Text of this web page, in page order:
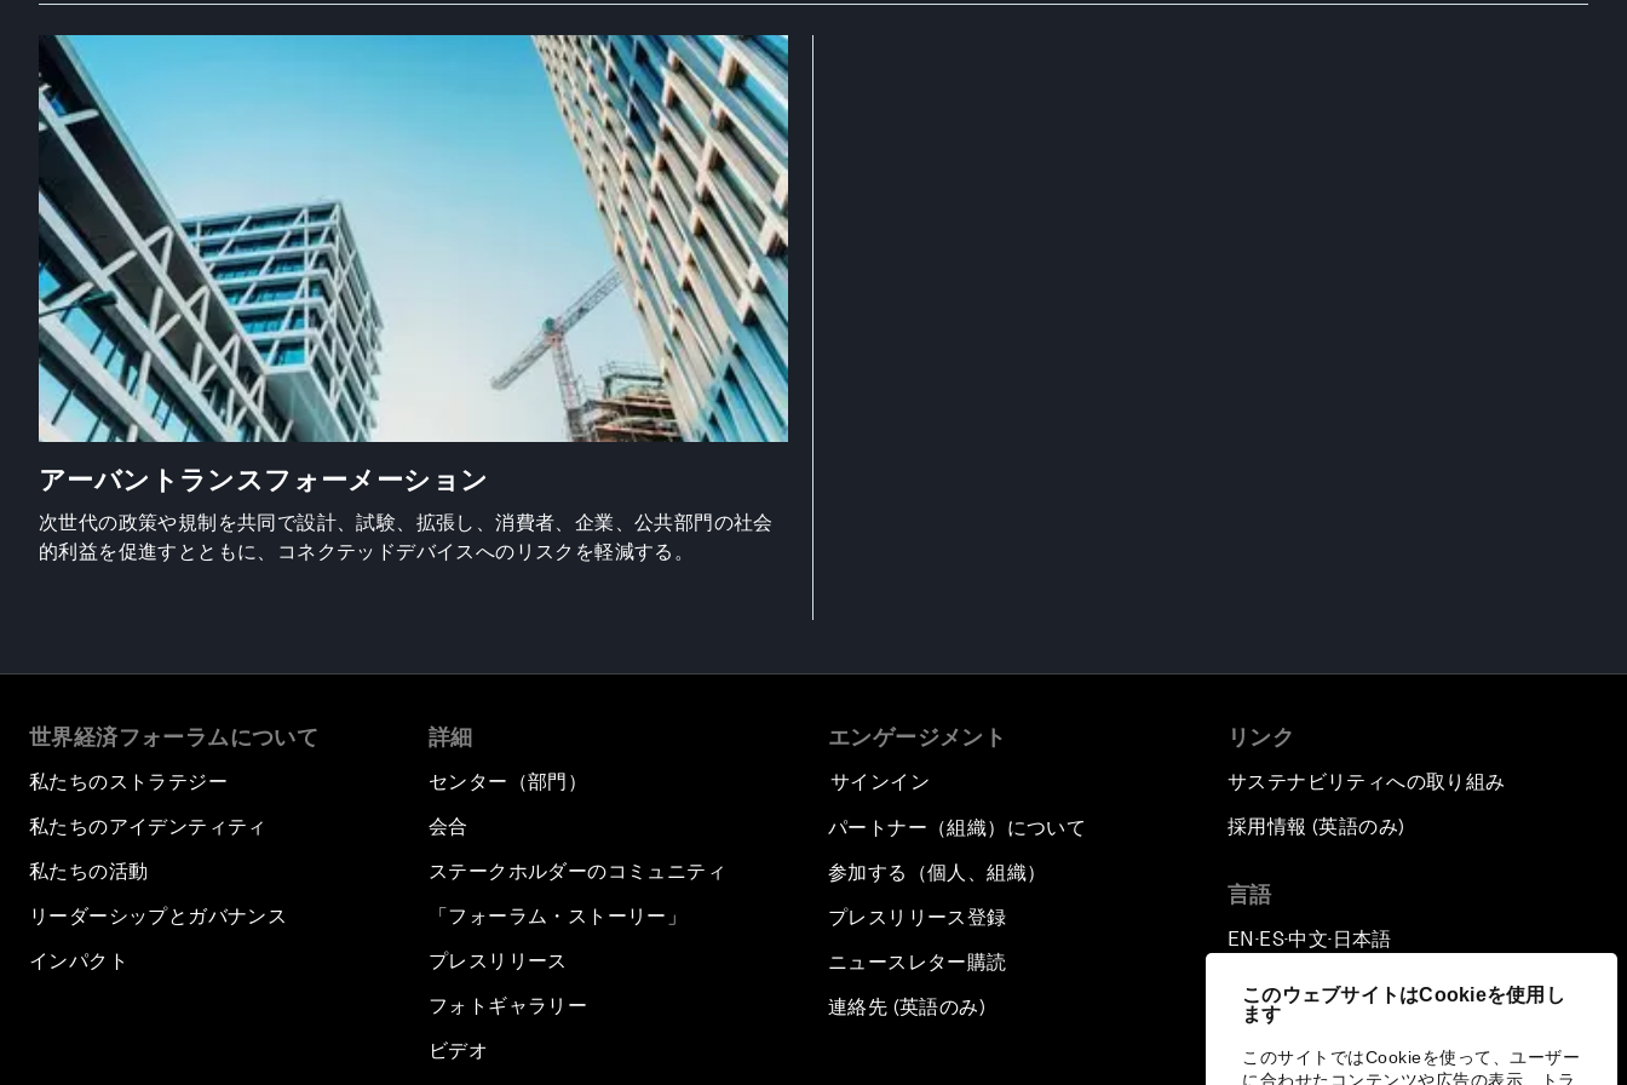
このウェブサイトはCookieを使用し
ます
このサイトではCookieを使って、ユーザー
に合わせたコンテンツや広告の表示、トラ
アーバントランスフォーメーション
次世代の政策や規制を共同で設計、試験、拡張し、消費者、企業、公共部門の社会
的利益を促進すとともに、コネクテッドデバイスへのリスクを軽減する。
世界経済フォーラムについて
私たちのストラテジー
私たちのアイデンティティ
私たちの活動
リーダーシップとガバナンス
インパクト
詳細
センター（部門）
会合
ステークホルダーのコミュニティ
「フォーラム・ストーリー」
プレスリリース
フォトギャラリー
ビデオ
エンゲージメント
サインイン
パートナー（組織）について
参加する（個人、組織）
プレスリリース登録
ニュースレター購読
連絡先 (英語のみ)
リンク
サステナビリティへの取り組み
採用情報 (英語のみ)
言語
EN ▪ES▪中文▪ 日本語